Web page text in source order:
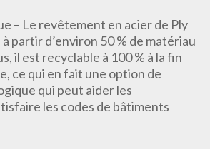
– Le revêtement en acier de Ply
partir d’environ 50 % de matériau
il est recyclable à 100 % à la fin
ce qui en fait une option de
qui peut aider les
les codes de bâtiments